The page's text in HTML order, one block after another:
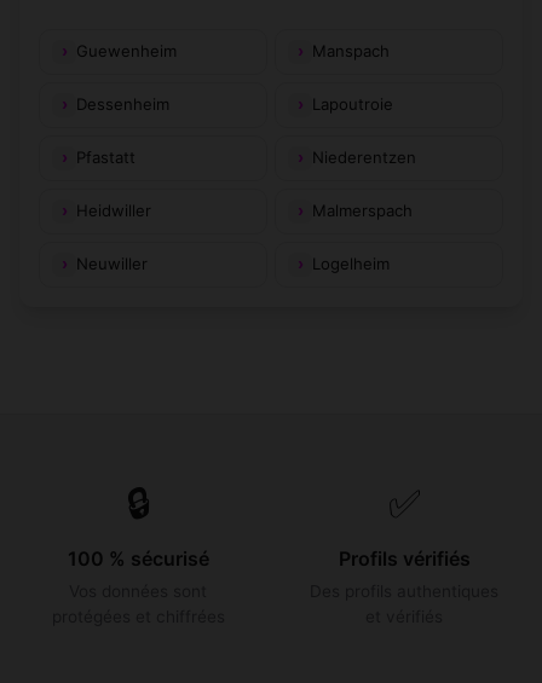
Guewenheim Manspach
Dessenheim Lapoutroie
Pfastatt Niederentzen
Heidwiller Malmerspach
Neuwiller Logelheim
🔒
100 % sécurisé
✅
Profils vérifiés